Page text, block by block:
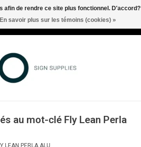
67
au mot-clé Fly Lean Perla
LEAN PERLA ALU
afin de rendre ce site plus fonctionnel. D'accord?
En savoir plus sur les témoins (cookies) »